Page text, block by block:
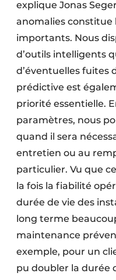
explique Jonas
anomalies constitue
importants. Nous
d’outils intelligents
d’éventuelles fuites
prédictive est
priorité essentielle.
paramètres, nous
quand il sera
entretien ou au
particulier. Vu que
la fois la fiabilité
durée de vie des
long terme
maintenance
exemple, pour un
pu doubler la durée